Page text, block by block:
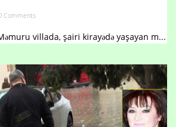
Comments
villada, şairi kirayədə yaşayan m...